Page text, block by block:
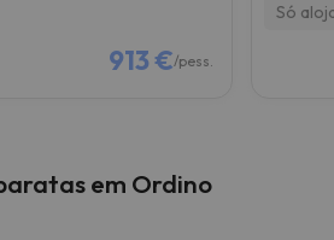
913 €/pess.
Só
em Ordino